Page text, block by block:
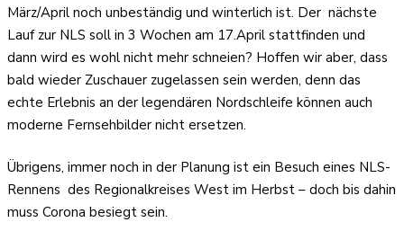
März/April noch unbeständig und winterlich ist. Der nächste
Lauf zur NLS soll in 3 Wochen am 17.April stattfinden und
dann wird es wohl nicht mehr schneien? Hoffen wir aber, dass
bald wieder Zuschauer zugelassen sein werden, denn das
echte Erlebnis an der legendären Nordschleife können auch
moderne Fernsehbilder nicht ersetzen.
Übrigens, immer noch in der Planung ist ein Besuch eines NLS-
Rennens des Regionalkreises West im Herbst – doch bis dahin
muss Corona besiegt sein.